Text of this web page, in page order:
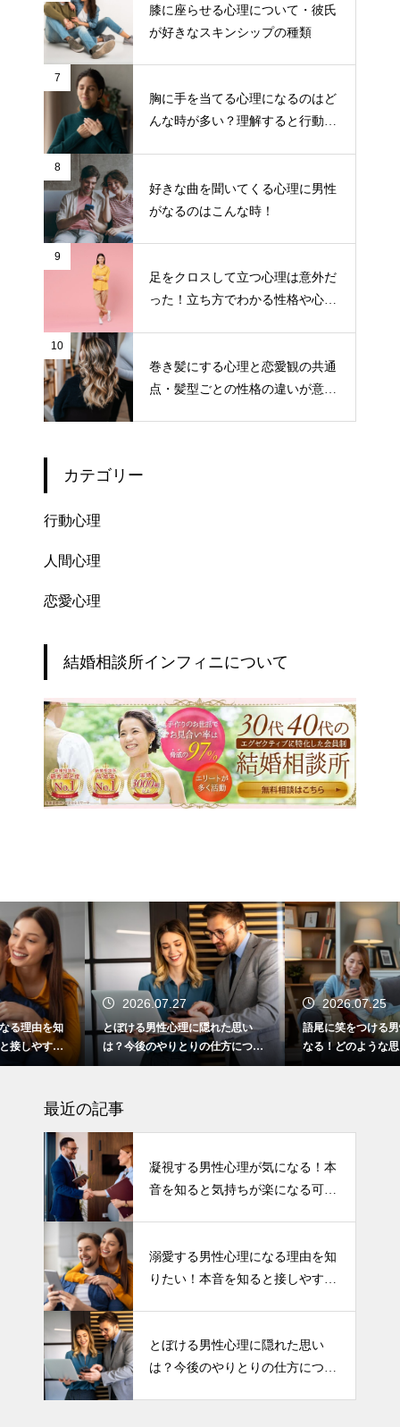
膝に座らせる心理について・彼氏
が好きなスキンシップの種類
7
胸に手を当てる心理になるのはど
んな時が多い？理解すると行動し
8
好きな曲を聞いてくる心理に男性
がなるのはこんな時！
9
足をクロスして立つ心理は意外だ
った！立ち方でわかる性格や心境
10
巻き髪にする心理と恋愛観の共通
点・髪型ごとの性格の違いが意外
カテゴリー
行動心理
人間心理
恋愛心理
結婚相談所インフィニについて
2026.07.27
とぼける男性心理に隠れた思い
は？今後のやりとりの仕方につい
て
2026.07.25
語尾に笑をつける男性心理が気に
なる！どのような思いが関係して
いるの？
最近の記事
凝視する男性心理が気になる！本
音を知ると気持ちが楽になる可能
溺愛する男性心理になる理由を知
りたい！本音を知ると接しやすく
とぼける男性心理に隠れた思い
は？今後のやりとりの仕方につい